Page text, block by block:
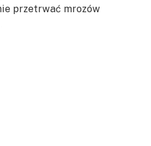
przetrwać mrozów